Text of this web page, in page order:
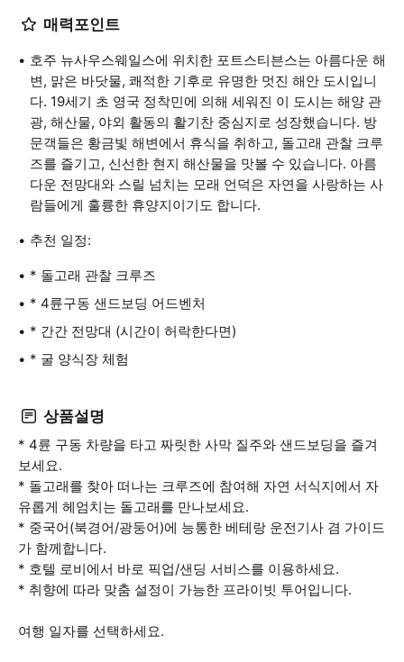
매력포인트
호주 뉴사우스웨일스에 위치한 포트스티븐스는 아름다운 해
변, 맑은 바닷물, 쾌적한 기후로 유명한 멋진 해안 도시입니
다. 19세기 초 영국 정착민에 의해 세워진 이 도시는 해양 관
광, 해산물, 야외 활동의 활기찬 중심지로 성장했습니다. 방
문객들은 황금빛 해변에서 휴식을 취하고, 돌고래 관찰 크루
즈를 즐기고, 신선한 현지 해산물을 맛볼 수 있습니다. 아름
다운 전망대와 스릴 넘치는 모래 언덕은 자연을 사랑하는 사
람들에게 훌륭한 휴양지이기도 합니다.
추천 일정:
* 돌고래 관찰 크루즈
* 4륜구동 샌드보딩 어드벤처
* 간간 전망대 (시간이 허락한다면)
* 굴 양식장 체험
상품설명
* 4륜 구동 차량을 타고 짜릿한 사막 질주와 샌드보딩을 즐겨
보세요.
* 돌고래를 찾아 떠나는 크루즈에 참여해 자연 서식지에서 자
유롭게 헤엄치는 돌고래를 만나보세요.
* 중국어(북경어/광둥어)에 능통한 베테랑 운전기사 겸 가이드
가 함께합니다.
* 호텔 로비에서 바로 픽업/샌딩 서비스를 이용하세요.
* 취향에 따라 맞춤 설정이 가능한 프라이빗 투어입니다.
여행 일자를 선택하세요.